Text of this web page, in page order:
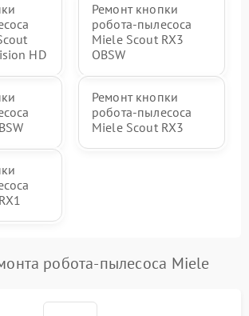
HD
Ремонт кнопки
робота-пылесоса
Miele Scout RX3
OBSW
Ремонт кнопки
робота-пылесоса
Miele Scout RX3
робота-пылесоса Miele